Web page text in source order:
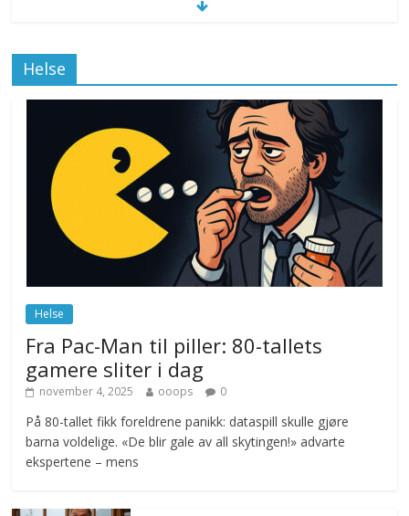
Drone stopper flytrafikken i Stockholm,
ekspert mistenker MDG
november 6, 2025 No Comments
Norge innfører nullvisjon for nedbør
juni 23, 2026 No Comments
Helse
Helse
Fra Pac-Man til piller: 80-tallets
gamere sliter i dag
november 4, 2025 ooops 0
På 80-tallet fikk foreldrene panikk: dataspill skulle gjøre
barna voldelige. «De blir gale av all skytingen!» advarte
ekspertene – mens